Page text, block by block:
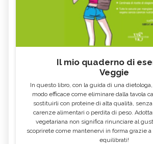
Il mio quaderno di
Veggie
In questo libro, con la guida di una
modo efficace come eliminare dalla tavola
sostituirli con proteine di alta qualità,
carenze alimentari o perdita di peso.
vegetariana non significa rinunciare al
scoprirete come mantenervi in forma grazie
equilibrati!